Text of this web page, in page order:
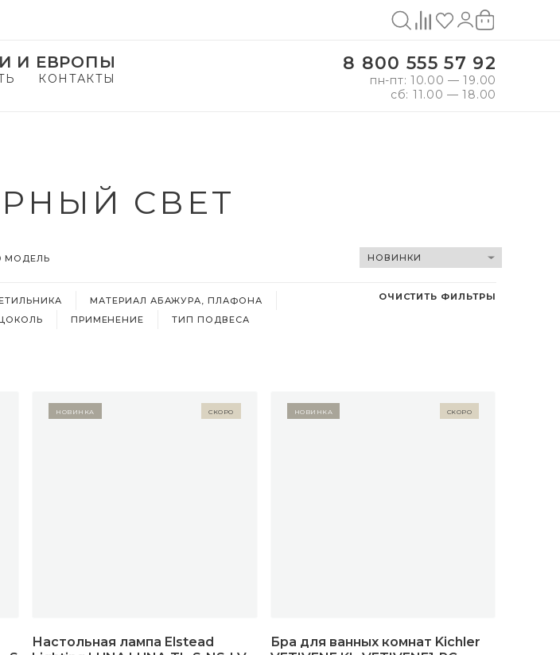
И ЕВРОПЫ
КОНТАКТЫ
8 800 555 57 92
пн-пт: 10.00 — 19.00
сб: 11.00 — 18.00
СВЕТ
МОДЕЛЬ
МАТЕРИАЛ АБАЖУРА, ПЛАФОНА
ПРИМЕНЕНИЕ ТИП ПОДВЕСА
ОЧИСТИТЬ ФИЛЬТРЫ
Новинка Скоро
Настольная лампа Elstead
Новинка Скоро
Бра для ванных комнат Kichler